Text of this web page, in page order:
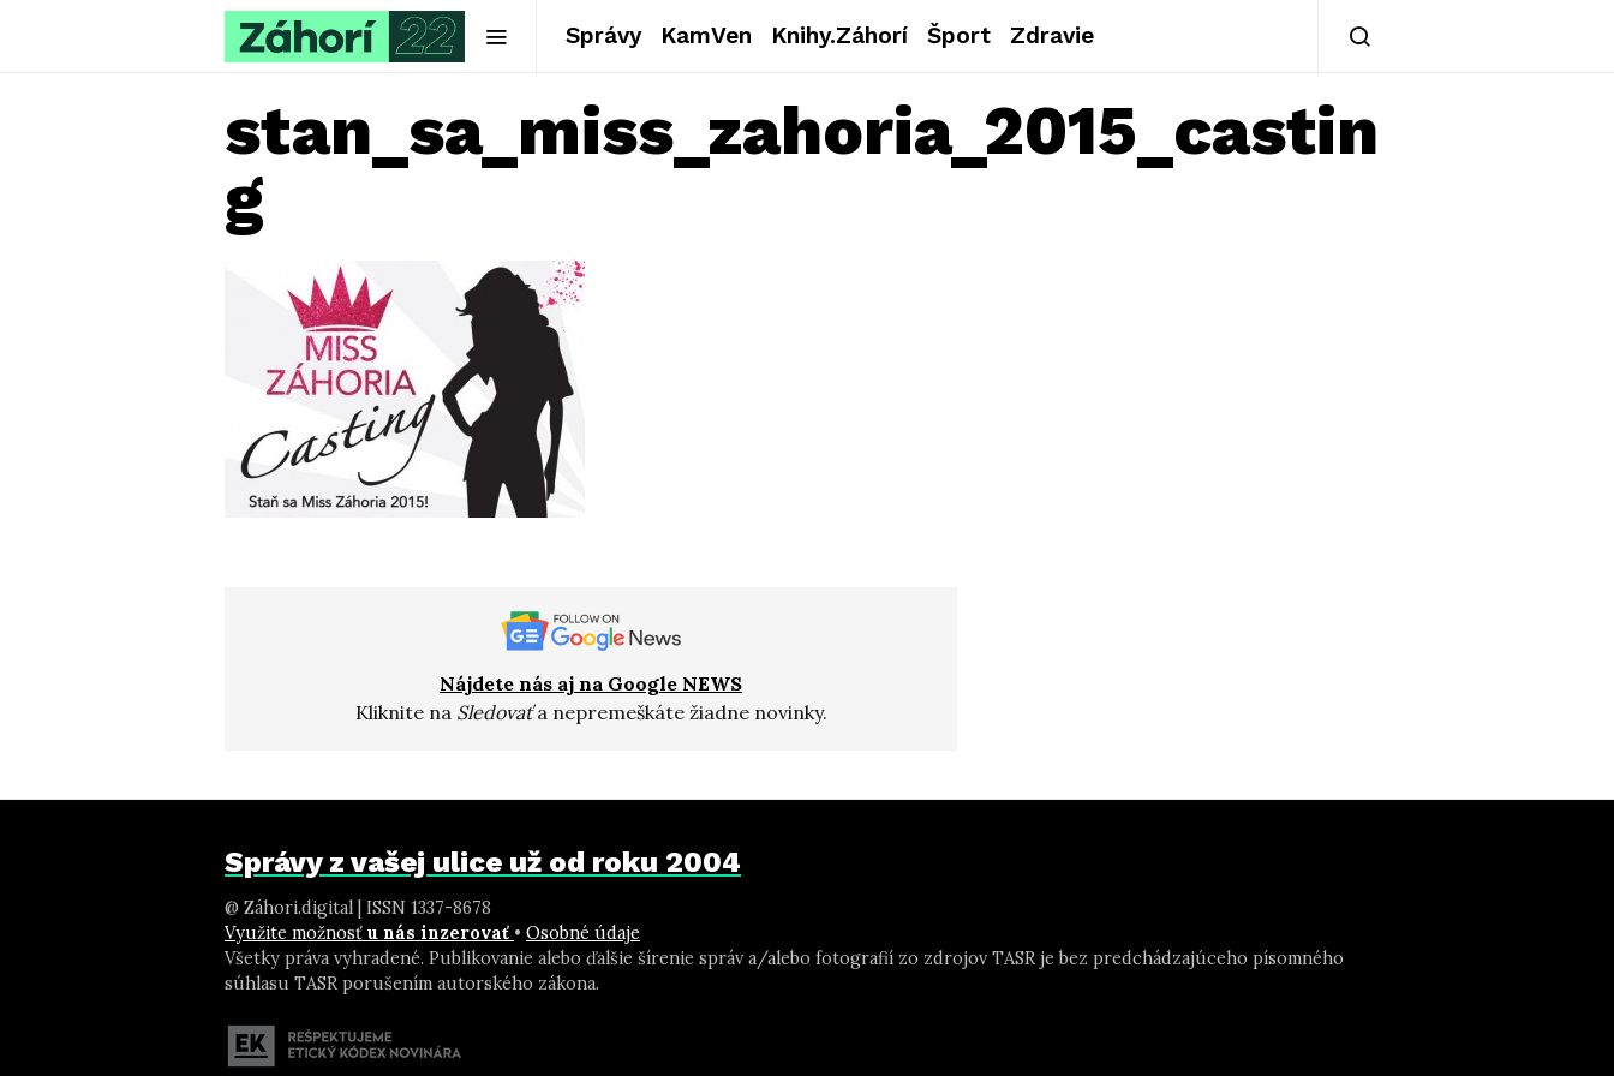
Správy KamVen Knihy.Záhorí Šport Zdravie
stan_sa_miss_zahoria_2015_castin
g
Nájdete nás aj na Google NEWS
Kliknite na Sledovaťa nepremeškáte žiadne novinky.
Správy z vašej ulice už od roku 2004
@ Záhori.digital | ISSN 1337-8678
Využite možnosť u nás inzerovať • Osobné údaje
Všetky práva vyhradené. Publikovanie alebo ďalšie šírenie správ a/alebo fotografií zo zdrojov TASR je bez predchádzajúceho písomného
súhlasu TASR porušením autorského zákona.